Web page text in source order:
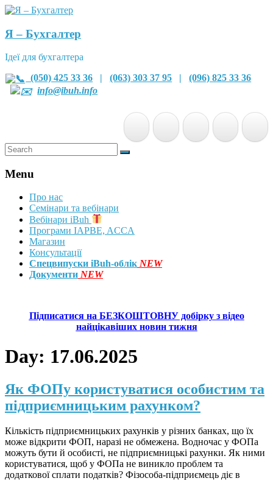
Я – Бухгалтер
Ідеї для бухгалтера
(050) 425 33 36 |(063) 303 37 95 |(096) 825 33 36
info@ibuh.info
Menu
Про нас
Семінари та вебінари
Вебінари iBuh
Програми IAPBE, ACCA
Магазин
Консультації
Спецвипуски iBuh-облік NEW
Документи NEW
Підписатися на БЕЗКОШТОВНУ добірку з відео
найцікавіших новин тижня
Day: 17.06.2025
Як ФОПу користуватися особистим та
підприємницьким рахунком?
Кількість підприємницьких рахунків у різних банках, що їх
може відкрити ФОП, наразі не обмежена. Водночас у ФОПа
можуть бути й особисті, не підприємницькі рахунки. Як ними
користуватися, щоб у ФОПа не виникло проблем та
додаткової сплати податків? Фізособа-підприємець діє в